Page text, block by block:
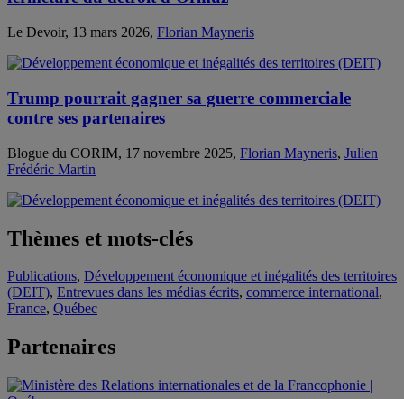
Le Devoir, 13 mars 2026, Florian Mayneris
Trump pourrait gagner sa guerre commerciale
contre ses partenaires
Blogue du CORIM, 17 novembre 2025, Florian Mayneris, Julien
Frédéric Martin
Thèmes et mots-clés
Publications, Développement économique et inégalités des territoires
(DEIT), Entrevues dans les médias écrits, commerce international,
France, Québec
Partenaires